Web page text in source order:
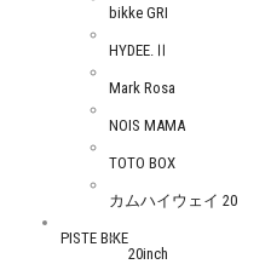
bikke GRI
HYDEE.Ⅱ
Mark Rosa
NOIS MAMA
TOTO BOX
カムハイウェイ 20
PISTE BIKE
20inch